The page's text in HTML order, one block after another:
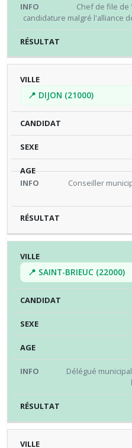
Chef de file de
candidature malgré l'alliance
📍 DIJON (21000)
Conseiller
📍 SAINT-BRIEUC (22000)
Délégué